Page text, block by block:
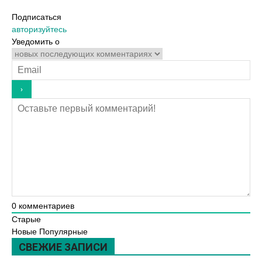
Подписаться
авторизуйтесь
Уведомить о
0 комментариев
Старые
Новые Популярные
СВЕЖИЕ ЗАПИСИ